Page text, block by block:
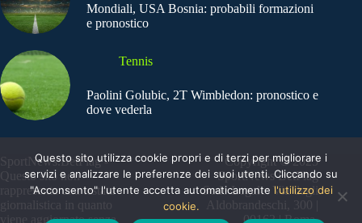
Mondiali, USA Bosnia: probabili formazioni
e pronostico
Tennis
Paolini Golubic, 2T Wimbledon: pronostico e
dove vederla
SportNews.BetFlag -
Questo sito non
rappresenta una testata
giornalistica in quanto
viene aggiornato senza
Copyright © 2025
SportNews BetFlag
Sede Legale: Via degli
Aldobrandeschi, 300 |
00163 | Roma
Questo sito utilizza cookie propri e di terzi per migliorare i
servizi e analizzare le preferenze dei suoi utenti. Cliccando su
"Acconsento" l'utente accetta automaticamente l'utilizzo dei
cookie.